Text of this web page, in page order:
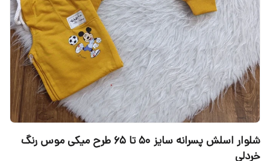
شلوار اسلش پسرانه سایز ۵۰ تا ۶۵ طرح میکی موس رنگ
خردلی